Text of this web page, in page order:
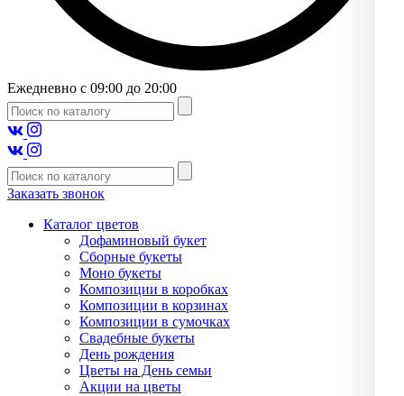
Ежедневно с 09:00 до 20:00
Заказать звонок
Каталог цветов
Дофаминовый букет
Сборные букеты
Моно букеты
Композиции в коробках
Композиции в корзинах
Композиции в сумочках
Свадебные букеты
День рождения
Цветы на День семьи
Акции на цветы